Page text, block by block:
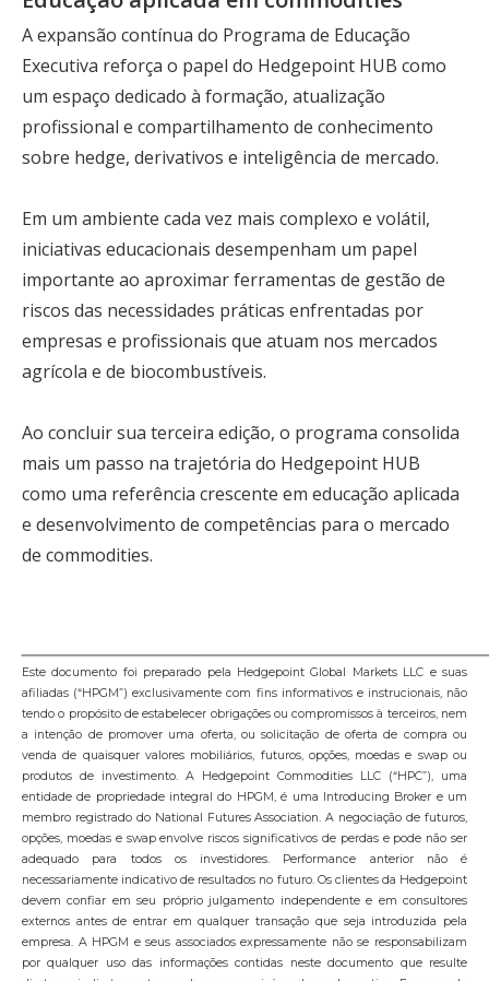
A expansão contínua do Programa de Educação
Executiva reforça o papel do Hedgepoint HUB como
um espaço dedicado à formação, atualização
profissional e compartilhamento de conhecimento
sobre hedge, derivativos e inteligência de mercado.
Em um ambiente cada vez mais complexo e volátil,
iniciativas educacionais desempenham um papel
importante ao aproximar ferramentas de gestão de
riscos das necessidades práticas enfrentadas por
empresas e profissionais que atuam nos mercados
agrícola e de biocombustíveis.
Ao concluir sua terceira edição, o programa consolida
mais um passo na trajetória do Hedgepoint HUB
como uma referência crescente em educação aplicada
e desenvolvimento de competências para o mercado
de commodities.
Este documento foi preparado pela Hedgepoint Global Markets LLC e suas
afiliadas (“HPGM”) exclusivamente com fins informativos e instrucionais, não
tendo o propósito de estabelecer obrigações ou compromissos à terceiros, nem
a intenção de promover uma oferta, ou solicitação de oferta de compra ou
venda de quaisquer valores mobiliários, futuros, opções, moedas e swap ou
produtos de investimento. A Hedgepoint Commodities LLC (“HPC”), uma
entidade de propriedade integral do HPGM, é uma Introducing Broker e um
membro registrado do National Futures Association. A negociação de futuros,
opções, moedas e swap envolve riscos significativos de perdas e pode não ser
adequado para todos os investidores. Performance anterior não é
necessariamente indicativo de resultados no futuro. Os clientes da Hedgepoint
devem confiar em seu próprio julgamento independente e em consultores
externos antes de entrar em qualquer transação que seja introduzida pela
empresa. A HPGM e seus associados expressamente não se responsabilizam
por qualquer uso das informações contidas neste documento que resulte